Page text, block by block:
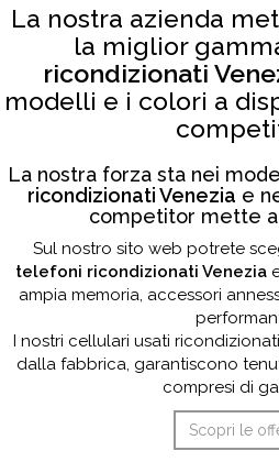
La nostra azienda
la miglior
ricondizionati
modelli e i colori a
La nostra forza sta nei
ricondizionati Venezia e
competitor mette a
Sul nostro sito web potrete
telefoni ricondizionati Venezia
ampia memoria, accessori
I nostri cellulari usati
dalla fabbrica, garantiscono
compresi di
Scopri le